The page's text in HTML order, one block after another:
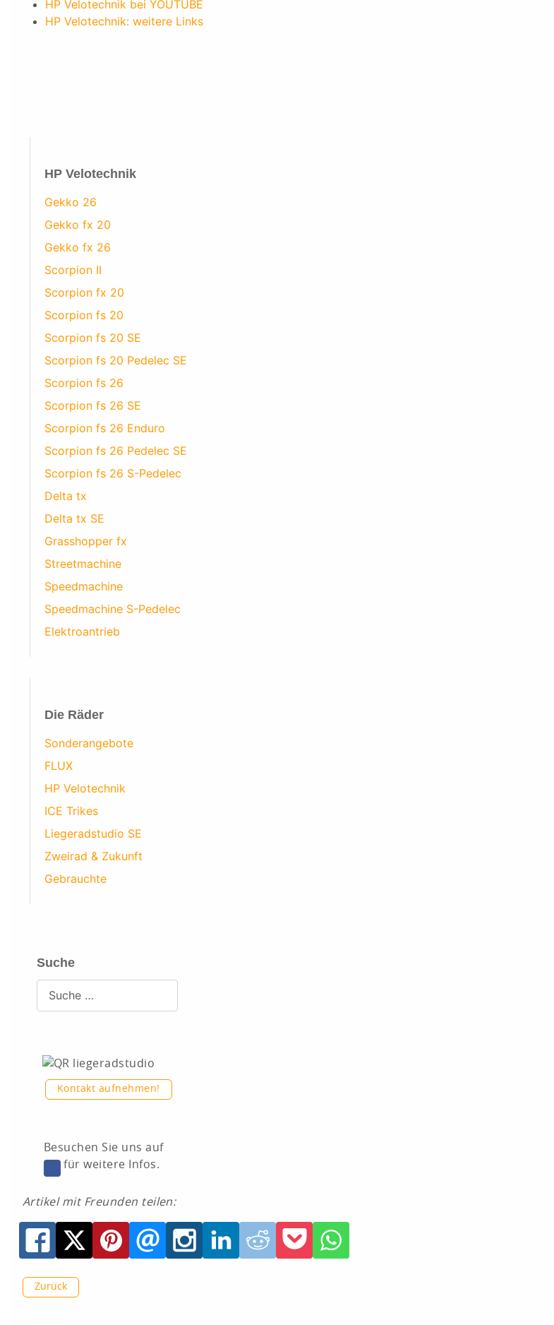
HP Velotechnik bei YOUTUBE
HP Velotechnik: weitere Links
HP Velotechnik
Gekko 26
Gekko fx 20
Gekko fx 26
Scorpion II
Scorpion fx 20
Scorpion fs 20
Scorpion fs 20 SE
Scorpion fs 20 Pedelec SE
Scorpion fs 26
Scorpion fs 26 SE
Scorpion fs 26 Enduro
Scorpion fs 26 Pedelec SE
Scorpion fs 26 S-Pedelec
Delta tx
Delta tx SE
Grasshopper fx
Streetmachine
Speedmachine
Speedmachine S-Pedelec
Elektroantrieb
Die Räder
Sonderangebote
FLUX
HP Velotechnik
ICE Trikes
Liegeradstudio SE
Zweirad & Zukunft
Gebrauchte
Suche
Kontakt aufnehmen!
Besuchen Sie uns auf
für weitere Infos.
Artikel mit Freunden teilen:
Zurück